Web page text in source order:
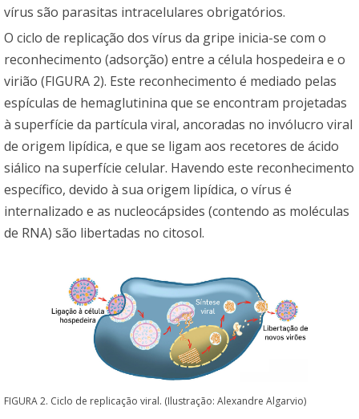
vírus são parasitas intracelulares obrigatórios.
O ciclo de replicação dos vírus da gripe inicia-se com o
reconhecimento (adsorção) entre a célula hospedeira e o
virião (FIGURA 2). Este reconhecimento é mediado pelas
espículas de hemaglutinina que se encontram projetadas
à superfície da partícula viral, ancoradas no invólucro viral
de origem lipídica, e que se ligam aos recetores de ácido
siálico na superfície celular. Havendo este reconhecimento
específico, devido à sua origem lipídica, o vírus é
internalizado e as nucleocápsides (contendo as moléculas
de RNA) são libertadas no citosol.
FIGURA 2. Ciclo de replicação viral. (Ilustração: Alexandre Algarvio)